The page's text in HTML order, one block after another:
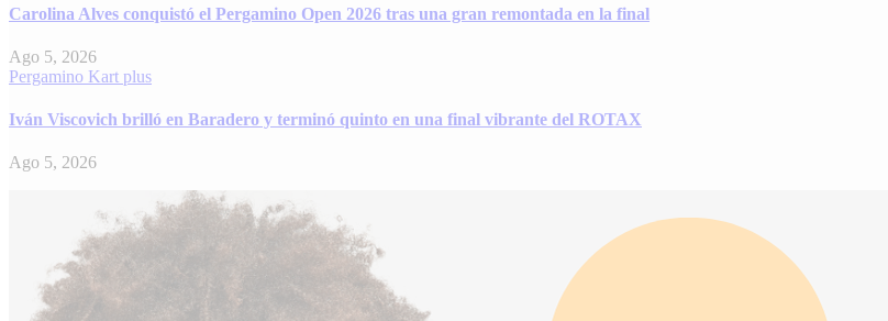
Carolina Alves conquistó el Pergamino Open 2026 tras una gran remontada en la final
Ago 5, 2026
Pergamino Kart plus
Iván Viscovich brilló en Baradero y terminó quinto en una final vibrante del ROTAX
Ago 5, 2026